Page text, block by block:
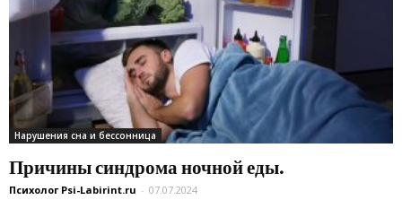
Нарушения сна и бессонница
Причины синдрома ночной еды.
Психолог Psi-Labirint.ru - 07.07.2024